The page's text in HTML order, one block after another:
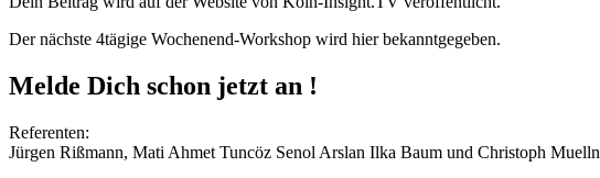
Der nächste 4tägige Wochenend-Workshop wird hier bekanntgegeben.
Melde Dich schon jetzt an !
Referenten:
Jürgen Rißmann, Mati Ahmet Tuncöz Senol Arslan Ilka Baum und Christoph Muelln